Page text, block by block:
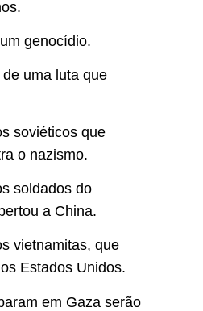
genocídio.
uma luta que
soviéticos que
o nazismo.
soldados do
a China.
vietnamitas, que
Estados Unidos.
em Gaza serão